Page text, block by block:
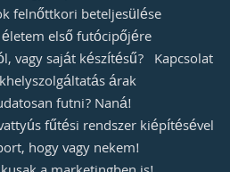
felnőttkori beteljesülése
első futócipőjére
vagy saját készítésű? Kapcsolat
árak
futni? Naná!
fűtési rendszer kiépítésével
hogy vagy nekem!